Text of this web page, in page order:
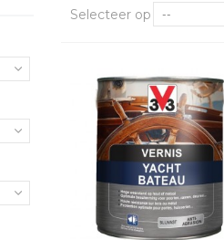
Selecteer op --